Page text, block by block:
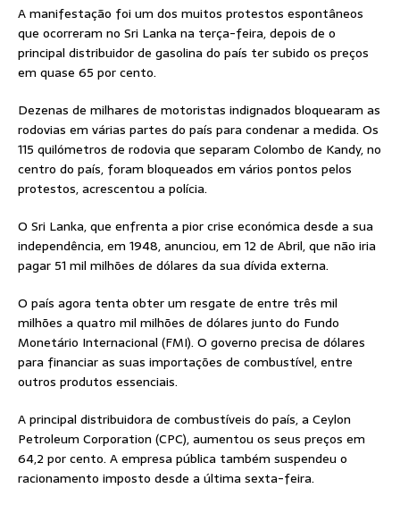
A manifestação foi um dos muitos protestos espontâneos
que ocorreram no Sri Lanka na terça-feira, depois de o
principal distribuidor de gasolina do país ter subido os preços
em quase 65 por cento.
Dezenas de milhares de motoristas indignados bloquearam as
rodovias em várias partes do país para condenar a medida. Os
115 quilómetros de rodovia que separam Colombo de Kandy, no
centro do país, foram bloqueados em vários pontos pelos
protestos, acrescentou a polícia.
O Sri Lanka, que enfrenta a pior crise económica desde a sua
independência, em 1948, anunciou, em 12 de Abril, que não iria
pagar 51 mil milhões de dólares da sua dívida externa.
O país agora tenta obter um resgate de entre três mil
milhões a quatro mil milhões de dólares junto do Fundo
Monetário Internacional (FMI). O governo precisa de dólares
para financiar as suas importações de combustível, entre
outros produtos essenciais.
A principal distribuidora de combustíveis do país, a Ceylon
Petroleum Corporation (CPC), aumentou os seus preços em
64,2 por cento. A empresa pública também suspendeu o
racionamento imposto desde a última sexta-feira.